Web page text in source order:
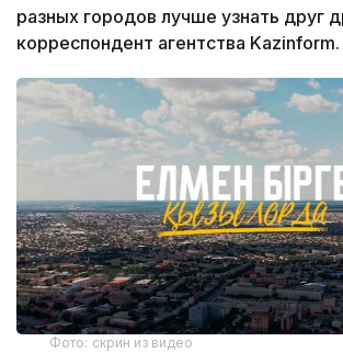
разных городов лучше узнать друг
корреспондент агентства Kazinform.
Фото: скрин из видео